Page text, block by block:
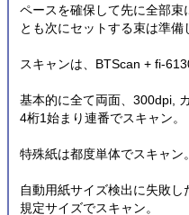
ペースを確保して先に全部束
とも次にセットする束は準備
スキャンは、BTScan + fi-
基本的に全て両面、300dpi,
4桁1始まり連番でスキャン。
特殊紙は都度単体でスキャン。
自動用紙サイズ検出に失敗
規定サイズでスキャン。